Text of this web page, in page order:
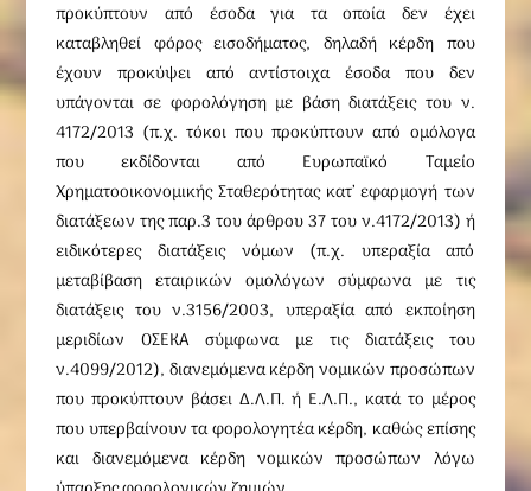
προκύπτουν από έσοδα για τα οποία δεν έχει
καταβληθεί φόρος εισοδήματος, δηλαδή κέρδη που
έχουν προκύψει από αντίστοιχα έσοδα που δεν
υπάγονται σε φορολόγηση με βάση διατάξεις του ν.
4172/2013 (π.χ. τόκοι που προκύπτουν από ομόλογα
που εκδίδονται από Ευρωπαϊκό Ταμείο
Χρηματοοικονομικής Σταθερότητας κατ’ εφαρμογή των
διατάξεων της παρ.3 του άρθρου 37 του ν.4172/2013) ή
ειδικότερες διατάξεις νόμων (π.χ. υπεραξία από
μεταβίβαση εταιρικών ομολόγων σύμφωνα με τις
διατάξεις του ν.3156/2003, υπεραξία από εκποίηση
μεριδίων ΟΣΕΚΑ σύμφωνα με τις διατάξεις του
ν.4099/2012), διανεμόμενα κέρδη νομικών προσώπων
που προκύπτουν βάσει Δ.Λ.Π. ή Ε.Λ.Π., κατά το μέρος
που υπερβαίνουν τα φορολογητέα κέρδη, καθώς επίσης
και διανεμόμενα κέρδη νομικών προσώπων λόγω